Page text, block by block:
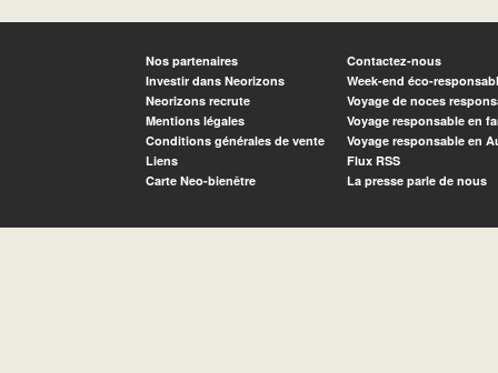
Nos partenaires
Investir dans Neorizons
Neorizons recrute
Mentions légales
Conditions générales de vente
Liens
Carte Neo-bienêtre
Contactez-nous
Week-end éco-
Voyage de noces
Voyage responsable en
Voyage responsable en
Flux RSS
La presse parle de nous